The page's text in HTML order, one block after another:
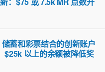
蓄和彩票结合的创新账户
$25k 以上的余额被降低奖